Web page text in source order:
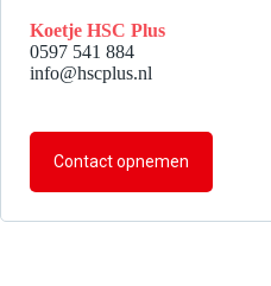
Koetje HSC Plus
0597 541 884
info@hscplus.nl
Contact opnemen